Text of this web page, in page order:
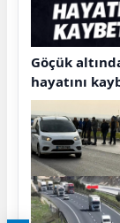
Göçük
hayatını